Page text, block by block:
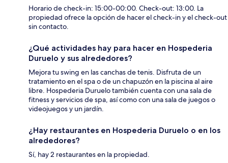
Horario de check-in: 15:00-00:00. Check-out: 13:00. La
propiedad ofrece la opción de hacer el check-in y el check-out
sin contacto.
¿Qué actividades hay para hacer en Hospederia
Duruelo y sus alrededores?
Mejora tu swing en las canchas de tenis. Disfruta de un
tratamiento en el spa o de un chapuzón en la piscina al aire
libre. Hospederia Duruelo también cuenta con una sala de
fitness y servicios de spa, así como con una sala de juegos o
videojuegos y un jardín.
¿Hay restaurantes en Hospederia Duruelo o en los
alrededores?
Sí, hay 2 restaurantes en la propiedad.